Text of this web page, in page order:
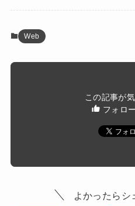
Web
この記事が
フォロ
よかったらシ